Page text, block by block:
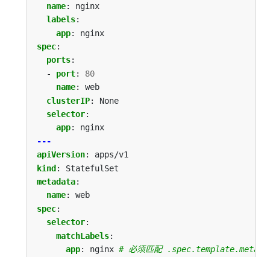
name:
nginx
labels:
app:
nginx
spec:
ports:
- port:
80
name:
web
clusterIP:
None
selector:
app:
nginx
---
apiVersion:
apps/v1
kind :
StatefulSet
metadata:
name:
web
spec:
selector:
matchLabels:
app: nginx # 必须匹配